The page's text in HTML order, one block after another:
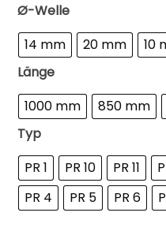
Ø-Welle
14 mm
20 mm 10
Länge
1000 mm
850 mm
Typ
PR 1
PR 10 PR 11
PR 4
PR 5 PR 6